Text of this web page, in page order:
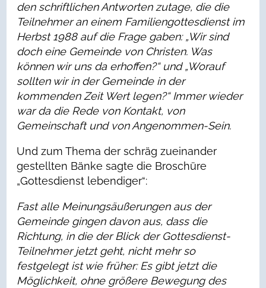
den schriftlichen Antworten zutage, die die
Teilnehmer an einem Familiengottesdienst im
Herbst 1988 auf die Frage gaben: „Wir sind
doch eine Gemeinde von Christen. Was
können wir uns da erhoffen?“ und „Worauf
sollten wir in der Gemeinde in der
kommenden Zeit Wert legen?“ Immer wieder
war da die Rede von Kontakt, von
Gemeinschaft und von Angenommen-Sein.
Und zum Thema der schräg zueinander
gestellten Bänke sagte die Broschüre
„Gottesdienst lebendiger“:
Fast alle Meinungsäußerungen aus der
Gemeinde gingen davon aus, dass die
Richtung, in die der Blick der Gottesdienst-
Teilnehmer jetzt geht, nicht mehr so
festgelegt ist wie früher: Es gibt jetzt die
Möglichkeit, ohne größere Bewegung des